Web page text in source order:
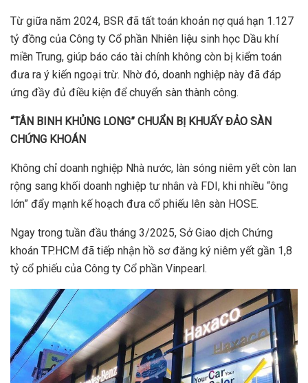
Từ giữa năm 2024, BSR đã tất toán khoản nợ quá hạn 1.127
tỷ đồng của Công ty Cổ phần Nhiên liệu sinh học Dầu khí
miền Trung, giúp báo cáo tài chính không còn bị kiểm toán
đưa ra ý kiến ngoại trừ. Nhờ đó, doanh nghiệp này đã đáp
ứng đầy đủ điều kiện để chuyển sàn thành công.
“TÂN BINH KHỦNG LONG” CHUẨN B KHUẤY ĐẢO SÀN
CHỨNG KHOÁN
Không chỉ doanh nghiệp Nhà nước, làn sóng niêm yết còn lan
rộng sang khối doanh nghiệp tư nhân và FDI, khi nhiều “ông
lớn” đẩy mạnh kế hoạch đưa cổ phiếu lên sàn HOSE.
Ngay trong tuần đầu tháng 3/2025, Sở Giao dịch Chứng
khoán TP.HCM đã tiếp nhận hồ sơ đăng ký niêm yết gần 1,8
tỷ cổ phiếu của Công ty Cổ phần Vinpearl.